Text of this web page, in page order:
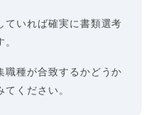
ていれば確実に書類選考
職種が合致するかどうか
ください。